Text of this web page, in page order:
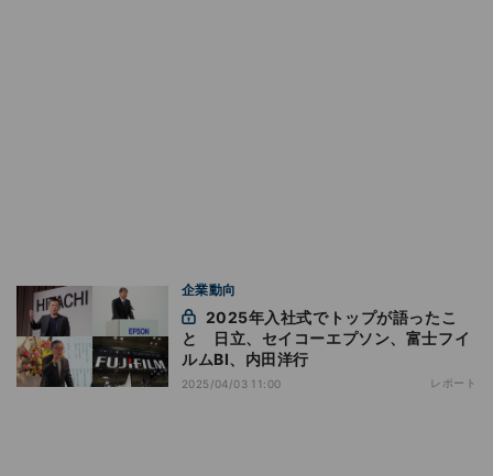
企業動向
と 日立、セイコーエプソン、富士フイ
ルムBI、内田洋行
2025/04/03 11:00 レポート